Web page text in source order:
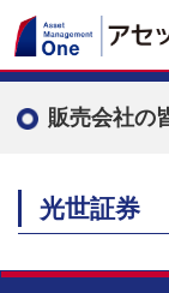
販売会社の
光世証券